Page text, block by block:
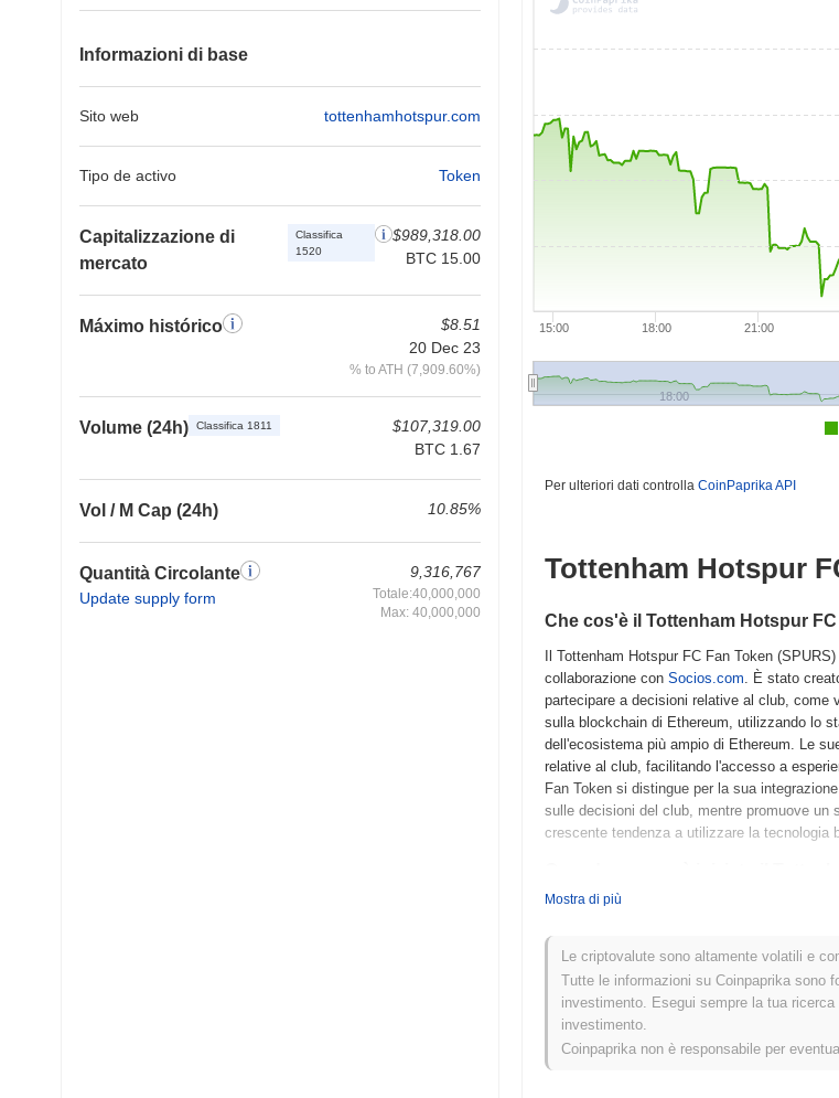
Informazioni di base
Sito web tottenhamhotspur.com
Tipo de activo Token
Capitalizzazione di
mercato
Classifica
1520
$989,318.00
BTC 15.00
Máximo histórico
$8.51
20 Dec 23
% to ATH (7,909.60%)
Volume (24h) Classifica 1811
$107,319.00
BTC 1.67
Vol / M Cap (24h) 10.85%
Quantità Circolante
Update supply form
9,316,767
Totale:40,000,000
Max: 40,000,000
15:00 18:00 21:00
18:00
Per ulteriori dati controlla CoinPaprika API
Tottenham Hotspur
Che cos'è il Tottenham Hotspur
Il Tottenham Hotspur FC Fan Token
collaborazione con Socios.com. È stato
partecipare a decisioni relative al club,
sulla blockchain di Ethereum, utilizzando lo
dell'ecosistema più ampio di Ethereum. Le
relative al club, facilitando l'accesso a
Fan Token si distingue per la sua
sulle decisioni del club, mentre promuove
crescente tendenza a utilizzare la tecnologia
Il Tottenham Hotspur FC Fan Token è nato
sportive e di intrattenimento. Il mainnet per
con la piattaforma. Lo sviluppo iniziale si è
sostenitori nelle decisioni relative al club
FC Fan Token è avvenuta tramite un'Offerta
coinvolgimento nelle attività del club. Questi
Mostra di più
Le criptovalute sono altamente volatili e
Tutte le informazioni su Coinpaprika sono
investimento. Esegui sempre la tua
investimento.
Coinpaprika non è responsabile per